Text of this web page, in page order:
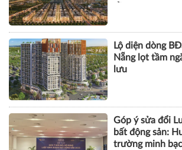
Lộ diện dòng
Nẵng lọt tầm
lưu
Góp ý sửa đổi
bất động sản:
trường minh